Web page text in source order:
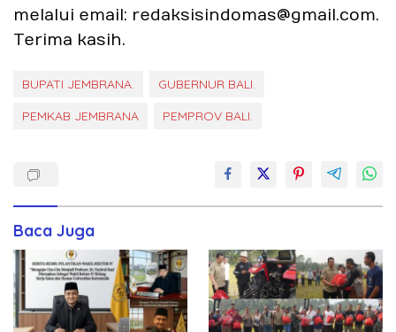
melalui email: redaksisindomas@gmail.com.
Terima kasih.
BUPATI JEMBRANA.
GUBERNUR BALI.
PEMKAB JEMBRANA
PEMPROV BALI.
Baca Juga